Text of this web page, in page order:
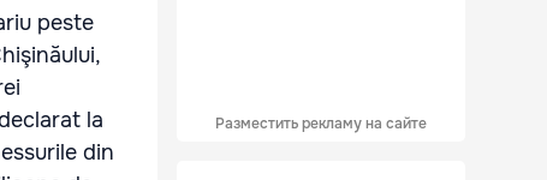
peste
la
din
Разместить рекламу на сайте